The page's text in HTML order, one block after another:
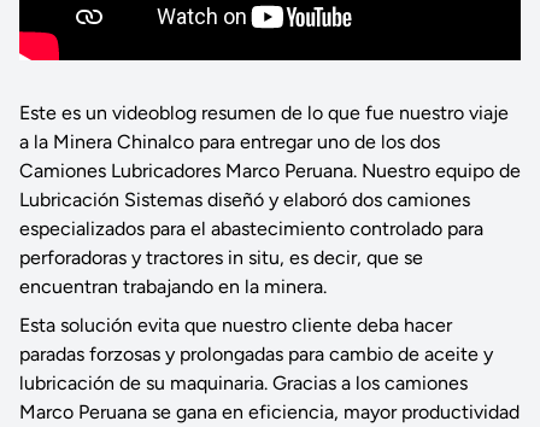
Este es un videoblog resumen de lo que fue nuestro viaje
a la Minera Chinalco para entregar uno de los dos
Camiones Lubricadores Marco Peruana. Nuestro equipo de
Lubricación Sistemas diseñó y elaboró dos camiones
especializados para el abastecimiento controlado para
perforadoras y tractores in situ, es decir, que se
encuentran trabajando en la minera.
Esta solución evita que nuestro cliente deba hacer
paradas forzosas y prolongadas para cambio de aceite y
lubricación de su maquinaria. Gracias a los camiones
Marco Peruana se gana en eficiencia, mayor productividad